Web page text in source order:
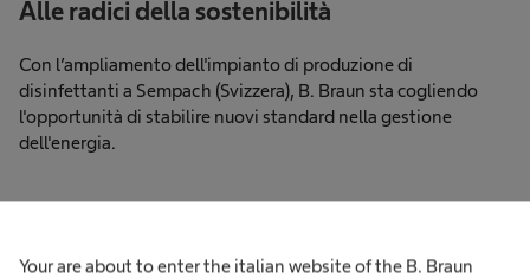
Your are about to enter the italian website of the B. Braun
Alle radici della sostenibilità
Con l’ampliamento dell'impianto di produzione di
disinfettanti a Sempach (Svizzera), B. Braun sta cogliendo
l'opportunità di stabilire nuovi standard nella gestione
dell'energia.